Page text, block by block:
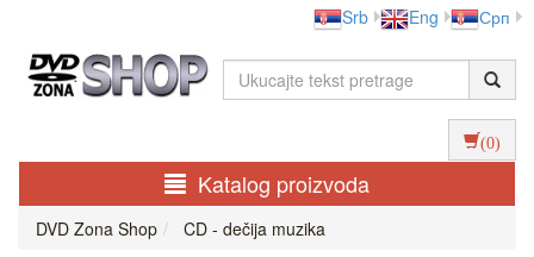
Srb Eng Срп
(0)
Katalog proizvoda
DVD Zona Shop CD - dečija muzika